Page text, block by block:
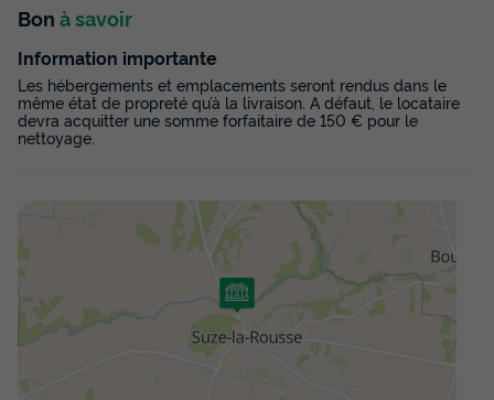
CHALET 2 personnes - Cabane perchée
source - sans douche - avec wc et cuisine
Chambres
1
Réfrigérateur
Bon à savoir
Information importante
Les hébergements et emplacements seront rendus dans le
même état de propreté qu’à la livraison. A défaut, le locataire
devra acquitter une somme forfaitaire de 150 € pour le
nettoyage.